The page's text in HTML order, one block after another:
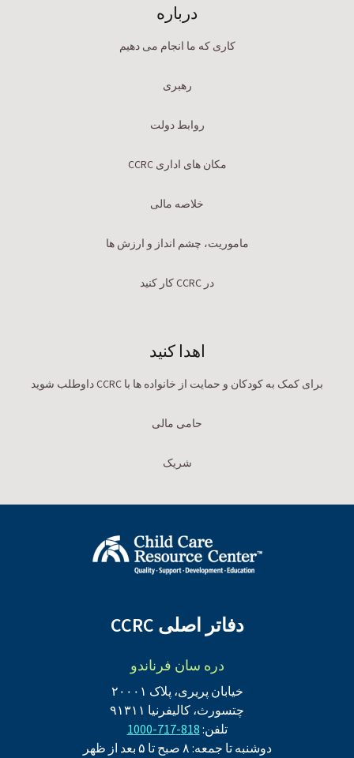
درباره
کاری که ما انجام می دهیم
رهبری
روابط دولت
مکان های اداری CCRC
خلاصه مالی
ماموریت، چشم انداز و ارزش ها
در CCRC کار کنید
اهدا کنید
برای کمک به کودکان و حمایت از خانواده ها با CCRC داوطلب شوید
حامی مالی
شریک
دفاتر اصلی CCRC
دره سان فرناندو
خیابان پریری، پلاک ۲۰۰۰۱
چتسورث، کالیفرنیا ۹۱۳۱۱
تلفن:818-717-1000
دوشنبه تا جمعه: ۸ صبح تا ۵ بعد از ظهر